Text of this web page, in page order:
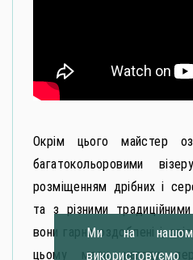
Окрім цього майстер
багатокольоровими
розміщенням дрібних і
та з різними
вони гарно оздоблені і,
цьому мали нагоду
Ми на